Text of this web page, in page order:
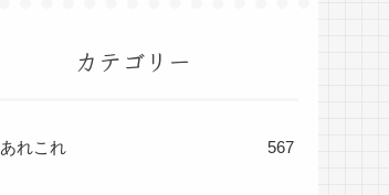
カテゴリー
あれこれ 567